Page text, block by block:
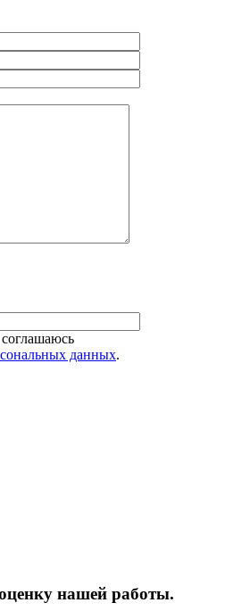
данных.
нашей работы.